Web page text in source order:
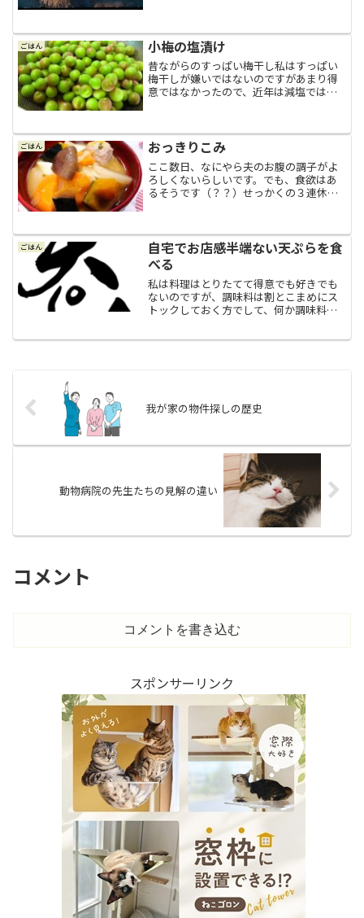
とだけど案外それが出来なかったりする
から、しっかり寝れて良か...
ごはん 小梅の塩漬け
昔ながらのすっぱい梅干し私はすっぱい
梅干しが嫌いではないのですがあまり得
意ではなかったので、近年は減塩ではち
年の春前くらいに、かなり久しぶりにし
っかりすっぱい梅干し（１...
ごはん おっきりこみ
ここ数日、なにやら夫のお腹の調子がよ
ろしくないらしいです。でも、食欲はあ
るそうです（？？）せっかくの３連休の
飲んじゃおうかな？な～んて思っていた
のですが、夫のたっての願...
ごはん
自宅でお店感半端ない天ぷらを食
べる
私は料理はとりたてて得意でも好きでも
ないのですが、調味料は割とこまめにス
トックしておく方でして、何か調味料が
我が家の物件探しの歴史
動物病院の先生たちの見解の違い
コメント
コメントを書き込む
スポンサーリンク